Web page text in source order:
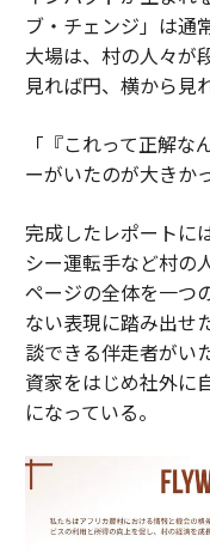
ブ・チェンジ」は通
大場は、村の人々が
見れば円、横から見
「『これって正解
ーがいたのが大きか
完成したレポートに
シー運転手など村の
ページの全体を一つ
ない表現に踏み出せ
談できる伴走者がい
資家をはじめ社外に
になっている。